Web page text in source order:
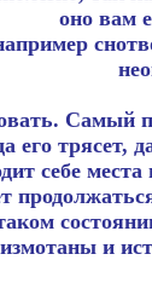
оно вам
Самый
трясет,
себе
и